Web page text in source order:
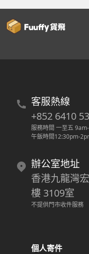
客服熱線
+852 6410
服務時間 一至五
午飯時間12:30pm-
辦公室地址
香港九龍灣
樓 3109室
不提供門市收件服務
個人寄件